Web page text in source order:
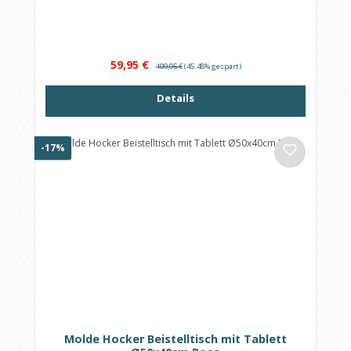
Verkaufspreis:
59,95 € Regulärer Preis:
109,95 €(45.48% gespart)
Details
-17% Rabatt
Molde Hocker Beistelltisch mit Tablett